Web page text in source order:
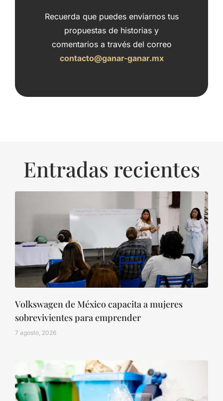
Recuerda que puedes enviarnos tus
propuestas de historias y
comentarios a través del correo
contacto@ganar-ganar.mx
Entradas recientes
Volkswagen de México capacita a mujeres
sobrevivientes para emprender
7 agosto, 2026